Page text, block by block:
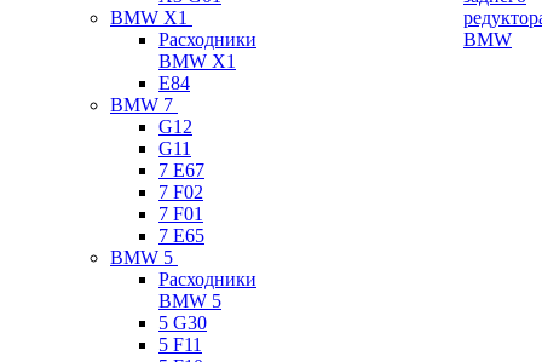
BMW X1
Расходники
BMW X1
E84
BMW 7
G12
G11
7 Е67
7 F02
7 F01
7 E65
BMW 5
Расходники
BMW 5
5 G30
5 F11
BMW